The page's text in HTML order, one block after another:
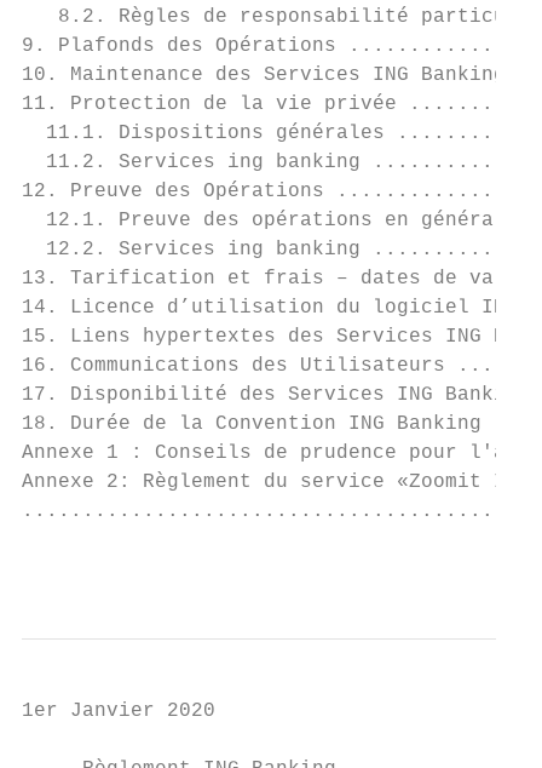
8.2. Règles de responsabilité
9. Plafonds des Opérations
10. Maintenance des Services
11. Protection de la vie
11.1. Dispositions générales
11.2. Services ing banking
12. Preuve des Opérations
12.1. Preuve des opérations en général
12.2. Services ing banking
13. Tarification et frais –
14. Licence d’utilisation du logiciel
15. Liens hypertextes des
16. Communications des
17. Disponibilité des Services
18. Durée de la Convention ING
Annexe 1 : Conseils de prudence
Annexe 2: Règlement du service «Zoomit
1er Janvier 2020